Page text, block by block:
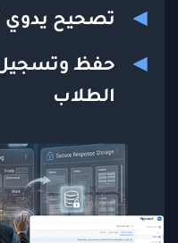
تصحيح يدوي
حفظ وتسجيل
الطلاب